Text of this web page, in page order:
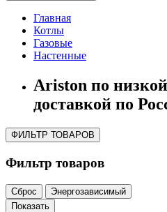
Главная
Котлы
Газовые
Настенные
Ariston по
доставкой по
ФИЛЬТР ТОВАРОВ
Фильтр товаров
Сброс
Энергозависимый
Показать